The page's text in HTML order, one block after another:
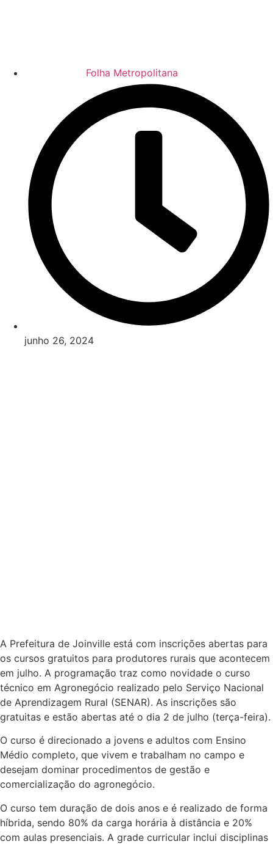
Folha Metropolitana
junho 26, 2024
A Prefeitura de Joinville está com inscrições abertas para
os cursos gratuitos para produtores rurais que acontecem
em julho. A programação traz como novidade o curso
técnico em Agronegócio realizado pelo Serviço Nacional
de Aprendizagem Rural (SENAR). As inscrições são
gratuitas e estão abertas até o dia 2 de julho (terça-feira).
O curso é direcionado a jovens e adultos com Ensino
Médio completo, que vivem e trabalham no campo e
desejam dominar procedimentos de gestão e
comercialização do agronegócio.
O curso tem duração de dois anos e é realizado de forma
híbrida, sendo 80% da carga horária à distância e 20%
com aulas presenciais. A grade curricular inclui disciplinas